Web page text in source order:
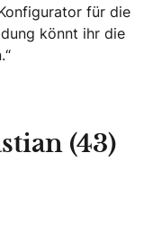
für die
könnt ihr die
(43)